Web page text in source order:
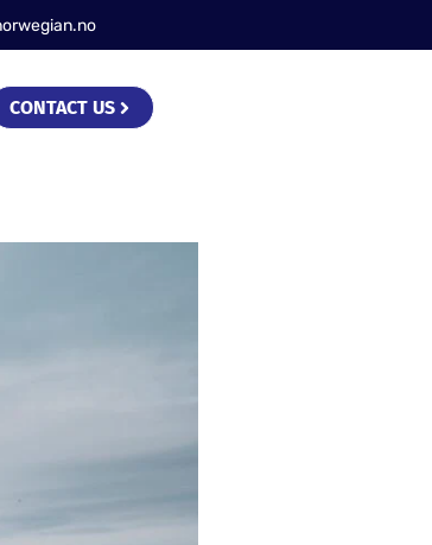
CONTACT US